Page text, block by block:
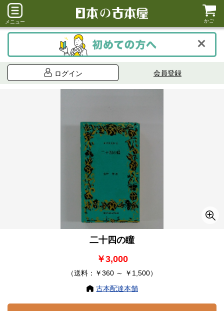
メニュー かご
ログイン 会員登録
二十四の瞳
￥3,000
（送料：￥360 ～ ￥1,500）
古本配達本舗